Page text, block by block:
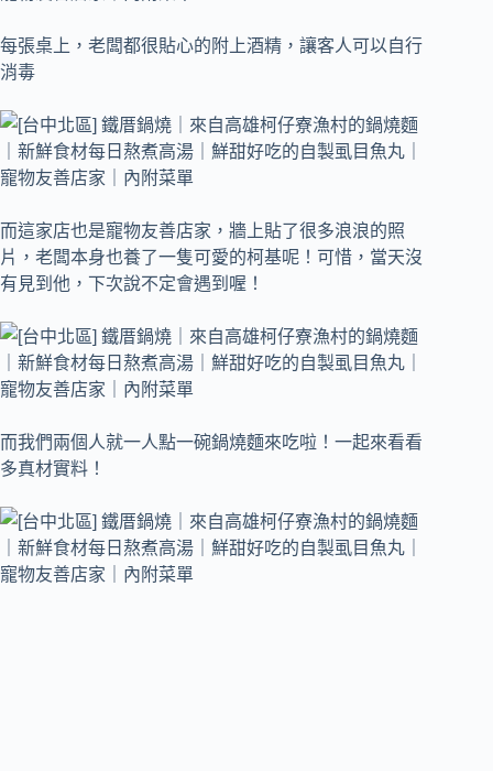
每張桌上，老闆都很貼心的附上酒精，讓客人可以自行
消毒
而這家店也是寵物友善店家，牆上貼了很多浪浪的照
片，老闆本身也養了一隻可愛的柯基呢！可惜，當天沒
有見到他，下次說不定會遇到喔！
而我們兩個人就一人點一碗鍋燒麵來吃啦！一起來看看
多真材實料！